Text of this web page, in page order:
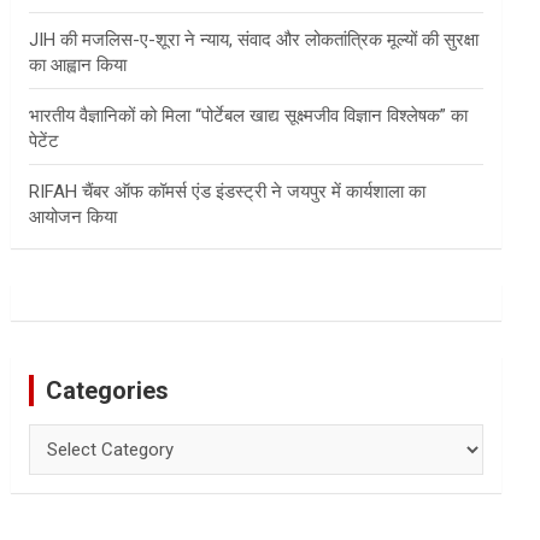
JIH की मजलिस-ए-शूरा ने न्याय, संवाद और लोकतांत्रिक मूल्यों की सुरक्षा
का आह्वान किया
भारतीय वैज्ञानिकों को मिला “पोर्टेबल खाद्य सूक्ष्मजीव विज्ञान विश्लेषक” का
पेटेंट
RIFAH चैंबर ऑफ कॉमर्स एंड इंडस्ट्री ने जयपुर में कार्यशाला का
आयोजन किया
Categories